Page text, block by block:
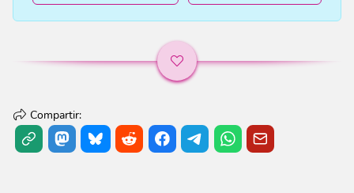
Compartir: